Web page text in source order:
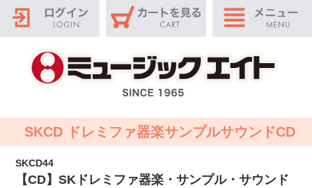
SKCD ドレミファ器楽サンプルサウンドCD
SKCD44
【CD】SKドレミファ器楽・サンプル・サウンド